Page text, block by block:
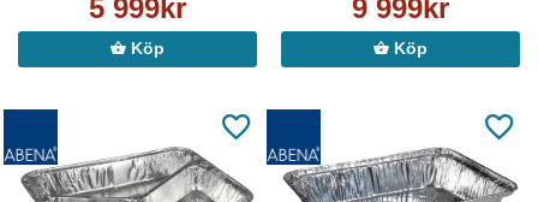
5 999kr
Köp
9 999kr
Köp